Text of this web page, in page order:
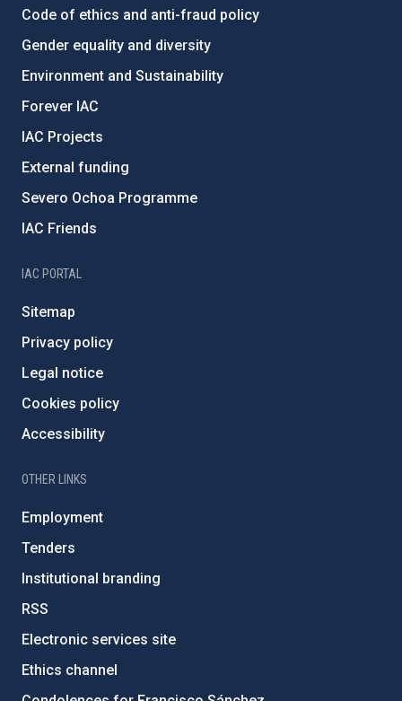
Code of ethics and anti-fraud policy
Gender equality and diversity
Environment and Sustainability
Forever IAC
IAC Projects
External funding
Severo Ochoa Programme
IAC Friends
IAC PORTAL
Sitemap
Privacy policy
Legal notice
Cookies policy
Accessibility
OTHER LINKS
Employment
Tenders
Institutional branding
RSS
Electronic services site
Ethics channel